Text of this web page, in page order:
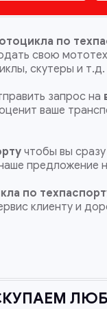
по
свою
скутеры и т.д.
запрос на
ваше
чтобы вы сразу
предложение
по
клиенту и